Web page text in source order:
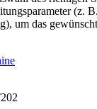
(z.
um das